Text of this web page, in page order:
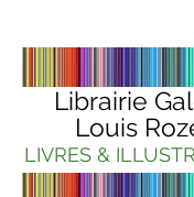
Librairie
Louis
LIVRES &